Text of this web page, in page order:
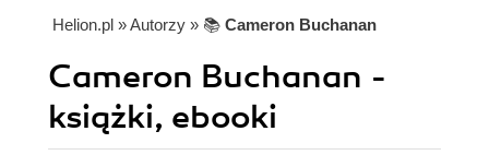
Helion.pl » Autorzy » 📚 Cameron Buchanan
Cameron Buchanan -
książki, ebooki